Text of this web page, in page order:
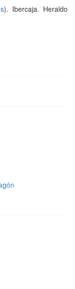
). Ibercaja. Heraldo